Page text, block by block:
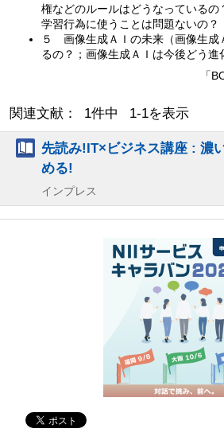
権などのルールはどうなっている
学習行為に使うことは問題ないの？
５ 画像生成ＡＩの未来（画像生成
るの？；画像生成ＡＩは今後どう
「
関連文献： 1件中 1-1を表示
先読み!IT×ビジネス講座 : 濃
める!
インプレス